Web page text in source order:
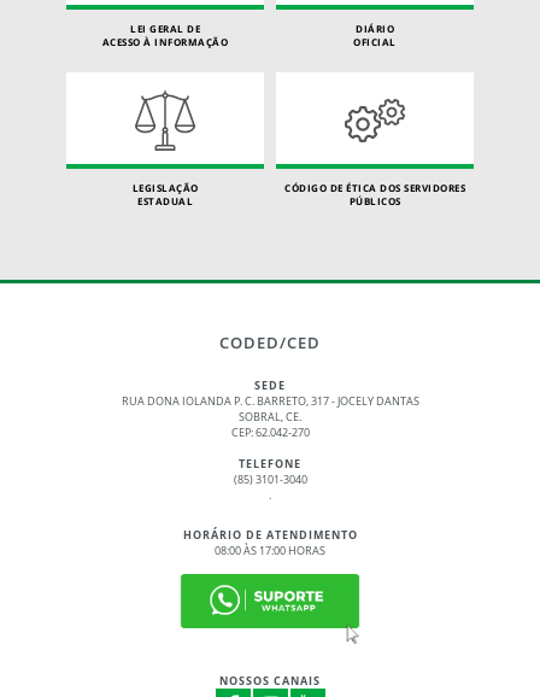
LEI GERAL DE
ACESSO À INFORMAÇÃO
DIÁRIO
OFICIAL
LEGISLAÇÃO
ESTADUAL
CÓDIGO DE ÉTICA DOS SERVIDORES
PÚBLICOS
CODED/CED
SEDE
RUA DONA IOLANDA P. C. BARRETO, 317 - JOCELY DANTAS
SOBRAL, CE.
CEP: 62.042-270
TELEFONE
(85) 3101-3040
.
HORÁRIO DE ATENDIMENTO
08:00 ÀS 17:00 HORAS
NOSSOS CANAIS